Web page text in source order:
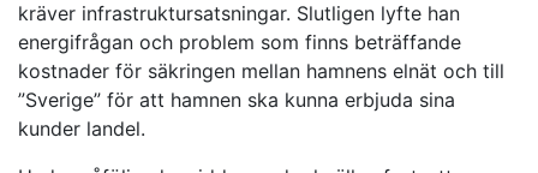
kräver infrastruktursatsningar. Slutligen lyfte han
energifrågan och problem som finns beträffande
kostnader för säkringen mellan hamnens elnät och till
”Sverige” för att hamnen ska kunna erbjuda sina
kunder landel.